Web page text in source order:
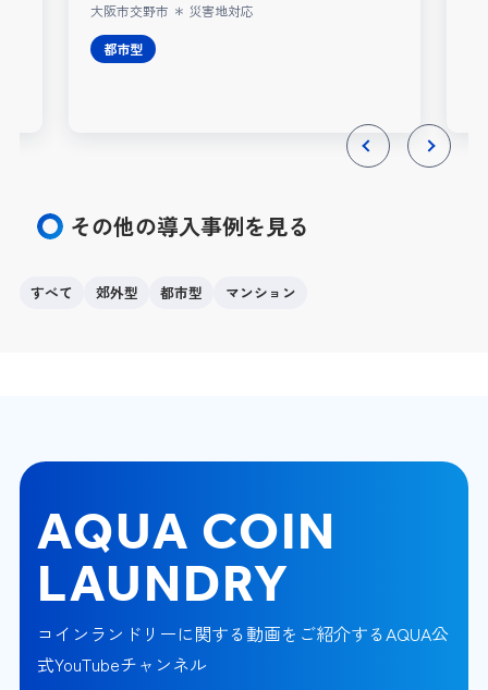
大阪市交野市 ＊ 災害地対応
都市型
その他の導入事例を見る
すべて 郊外型 都市型 マンション
AQUA COIN
LAUNDRY
コインランドリーに関する動画をご紹介するAQUA公
式YouTubeチャンネル